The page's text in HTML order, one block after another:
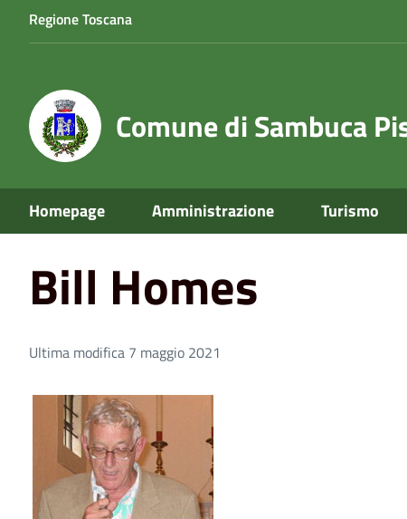
Regione Toscana
Comune di Sambuca
Homepage Amministrazione Turismo
Home Bill Homes
Bill Homes
Ultima modifica 7 maggio 2021